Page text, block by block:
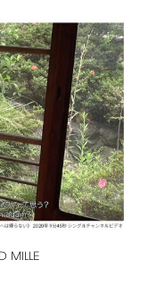
MILLE